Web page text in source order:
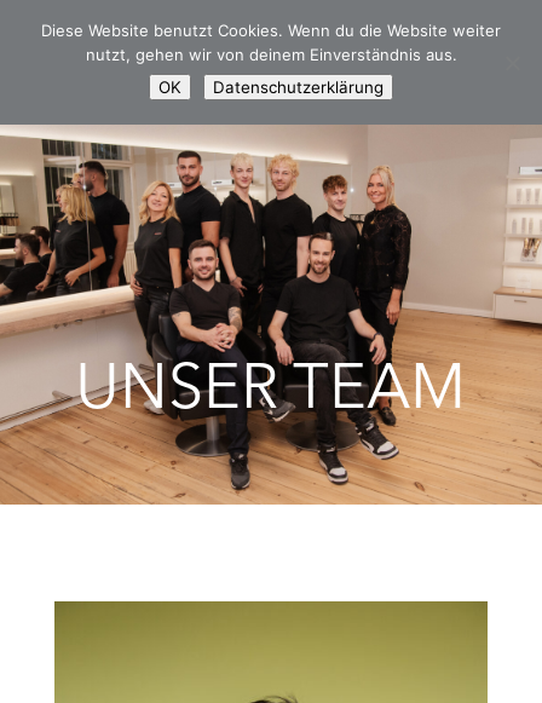
UNSER TEAM
Diese Website benutzt Cookies. Wenn du die Website weiter
nutzt, gehen wir von deinem Einverständnis aus.
OK
Datenschutzerklärung